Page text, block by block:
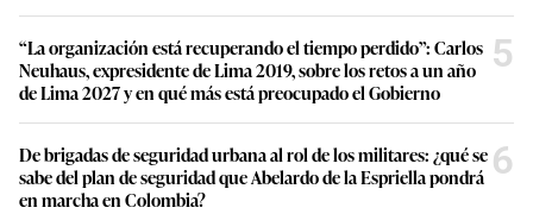
“La organización está recuperando el tiempo perdido”: Carlos
Neuhaus, expresidente de Lima 2019, sobre los retos a un año
de Lima 2027 y en qué más está preocupado el Gobierno
5
De brigadas de seguridad urbana al rol de los militares: ¿qué se
sabe del plan de seguridad que Abelardo de la Espriella pondrá
en marcha en Colombia?
6